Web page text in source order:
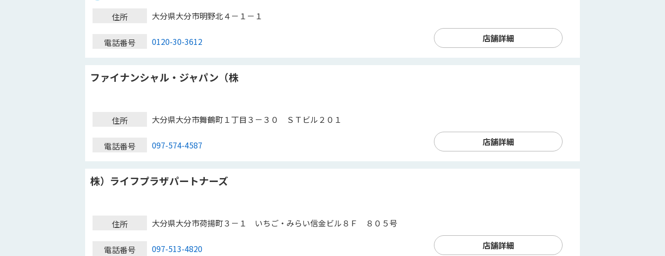
住所 大分県大分市明野北４－１－１
電話番号 0120-30-3612 店舗詳細
ファイナンシャル・ジャパン（株
住所 大分県大分市舞鶴町１丁目３－３０ ＳＴビル２０１
電話番号 097-574-4587 店舗詳細
株）ライフプラザパートナーズ
住所 大分県大分市荷揚町３－１ いちご・みらい信金ビル８Ｆ ８０５号
電話番号 097-513-4820 店舗詳細